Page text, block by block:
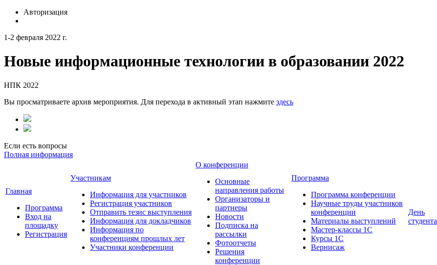
Авторизация
1-2 февраля 2022 г.
Новые информационные технологии в образовании 2022
НПК 2022
Вы просматриваете архив мероприятия. Для перехода в активный этап нажмите здесь
Если есть вопросы
Полная информация
Главная
Программа
Вход на
площадку
Регистрация
Участникам
Информация для участников
Регистрация участников
Отправить тезис выступления
Информация для докладчиков
Информация по
конференциям прошлых лет
Участники конференции
О конференции
Основные
направления работы
Организаторы и
партнеры
Новости
Подписка на
рассылки
Фотоотчеты
Решения
конференции
Программа
Программа конференции
Научные труды участников
конференции
Материалы выступлений
Мастер-классы 1С
Курсы 1С
Вернисаж
День
студента